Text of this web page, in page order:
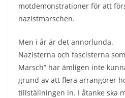
motdemonstrationer för att
nazistmarschen.
Men i år är det annorlunda.
Nazisterna och fascisterna
Marsch” har ämligen inte
grund av att flera arrangörer
tillställningen in. I åtanke ska